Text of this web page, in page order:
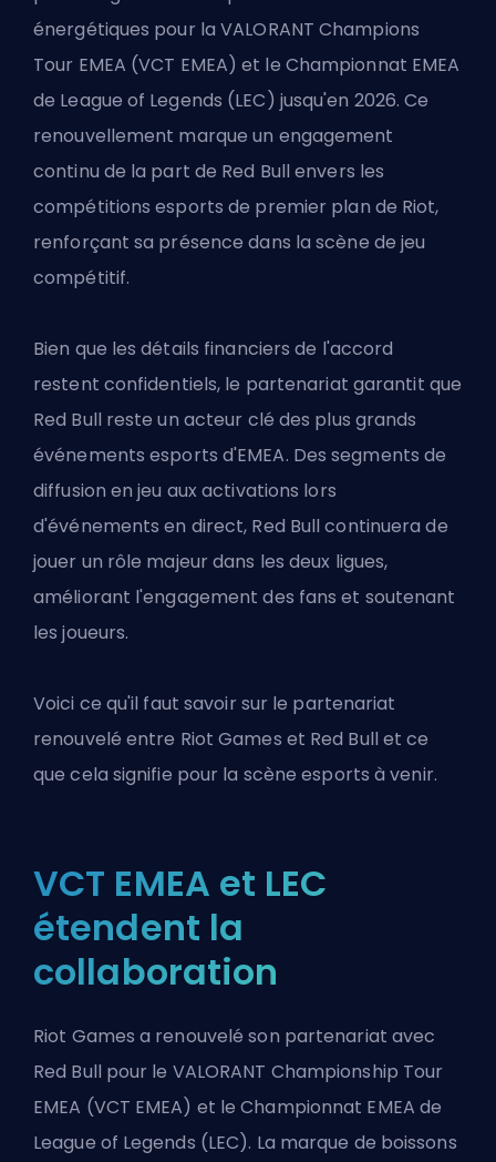
énergétiques pour laVALORANTChampions
Tour EMEA (VCT EMEA) et le Championnat EMEA
de League of Legends (LEC) jusqu'en 2026. Ce
renouvellement marque un engagement
continu de la part de Red Bull envers les
compétitions esports de premier plan de Riot,
renforçant sa présence dans la scène de jeu
compétitif.
Bien que les détails financiers de l'accord
restent confidentiels, le partenariat garantit que
Red Bull reste un acteur clé des plus grands
événements esports d'EMEA. Des segments de
diffusion en jeu aux activations lors
d'événements en direct, Red Bull continuera de
jouer un rôle majeur dans les deux ligues,
améliorant l'engagement des fans et soutenant
les joueurs.
Voici ce qu'il faut savoir sur le partenariat
renouvelé entre Riot Games et Red Bull et ce
que cela signifie pour la scène esports à venir.
VCT EMEA et LEC
étendent la
collaboration
Riot Games a renouvelé son partenariat avec
Red Bull pour le VALORANT Championship Tour
EMEA (VCT EMEA) et le Championnat EMEA de
League of Legends (LEC). La marque de boissons